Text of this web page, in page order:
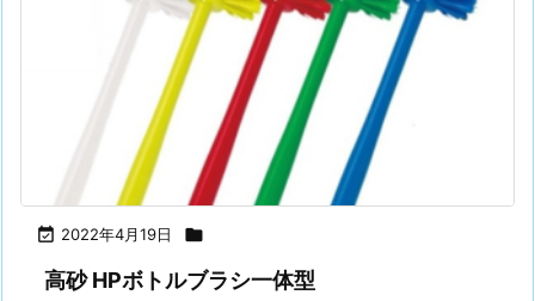
 2022年4月19日 
高砂 HPボトルブラシ一体型